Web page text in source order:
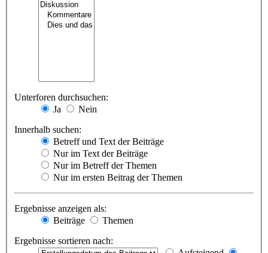
Unterforen durchsuchen:
Ja
Nein
Innerhalb suchen:
Betreff und Text der Beiträge
Nur im Text der Beiträge
Nur im Betreff der Themen
Nur im ersten Beitrag der Themen
Ergebnisse anzeigen als:
Beiträge
Themen
Ergebnisse sortieren nach: